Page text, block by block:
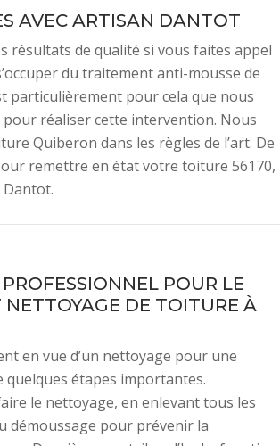
AVEC ARTISAN DANTOT
résultats de qualité si vous faites appel
du traitement anti-mousse de
particulièrement pour cela que nous
réaliser cette intervention. Nous
Quiberon dans les règles de l’art. De
remettre en état votre toiture 56170,
POUR LE
DE TOITURE À
en vue d’un nettoyage pour une
étapes importantes.
le nettoyage, en enlevant tous les
démoussage pour prévenir la